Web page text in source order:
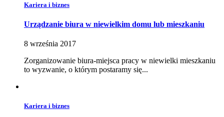
Kariera i biznes
Urządzanie biura w niewielkim domu lub mieszkaniu
8 września 2017
Zorganizowanie biura-miejsca pracy w niewielki mieszkaniu
to wyzwanie, o którym postaramy się...
Kariera i biznes